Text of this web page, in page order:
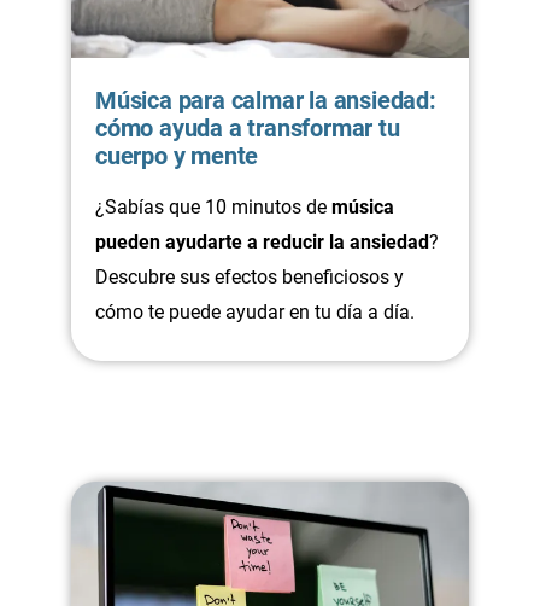
Música para calmar la ansiedad:
cómo ayuda a transformar tu
cuerpo y mente
¿Sabías que 10 minutos de música
pueden ayudarte a reducir la ansiedad?
Descubre sus efectos beneficiosos y
cómo te puede ayudar en tu día a día.